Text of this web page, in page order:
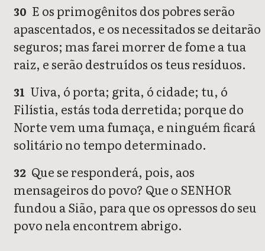
30 E os primogênitos dos pobres serão
apascentados, e os necessitados se deitarão
seguros; mas farei morrer de fome a tua
raiz, e serão destruídos os teus resíduos.
31 Uiva, ó porta; grita, ó cidade; tu, ó
Filístia, estás toda derretida; porque do
Norte vem uma fumaça, e ninguém ficará
solitário no tempo determinado.
32 Que se responderá, pois, aos
mensageiros do povo? Que o SENHOR
fundou a Sião, para que os opressos do seu
povo nela encontrem abrigo.